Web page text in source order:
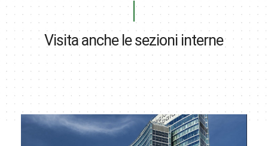
Visita anche le sezioni interne